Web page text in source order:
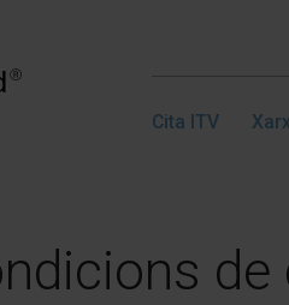
Cita ITV